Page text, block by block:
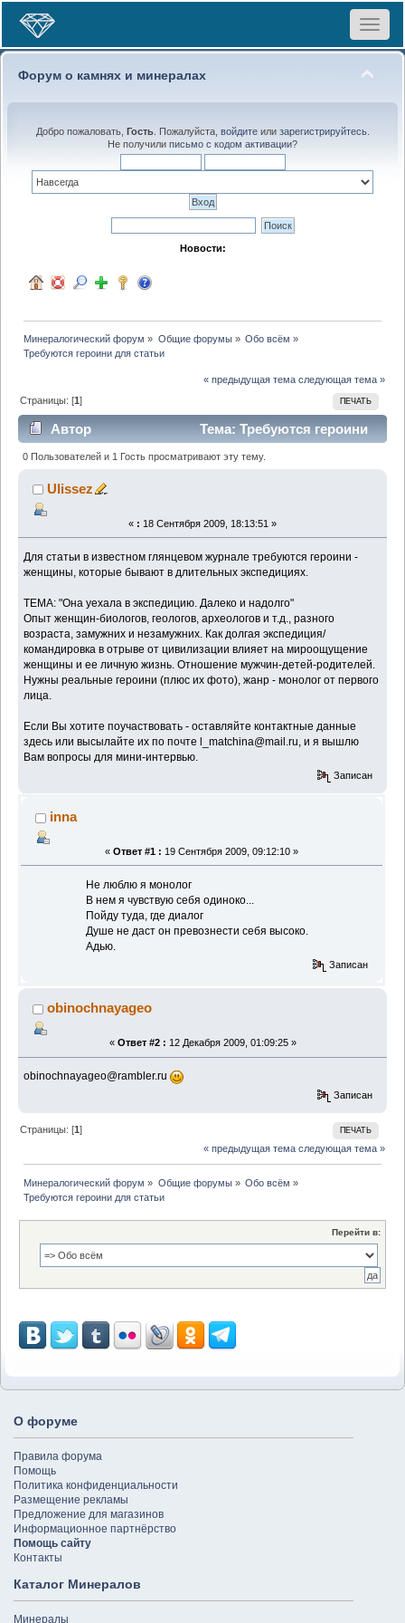
Toggle
Форум о камнях и минералах
Добро пожаловать, Гость. Пожалуйста, войдитеили зарегистрируйтесь.
Не получили письмо с кодом активации?
Новости:
Минералогический форум » Общие форумы» Обо всём »
Требуются героини для статьи
« предыдущая тема следующая тема »
ПЕЧАТЬ
Страницы: [1]
Автор
Тема: Требуются героини
для статьи (Прочитано 1977 раз)
0 Пользователей и 1 Гость просматривают эту тему.
Ulissez
« : 18 Сентября 2009, 18:13:51 »
Для статьи в известном глянцевом журнале требуются героини -
женщины, которые бывают в длительных экспедициях.
ТЕМА: "Она уехала в экспедицию. Далеко и надолго"
Опыт женщин-биологов, геологов, археологов и т.д., разного
возраста, замужних и незамужних. Как долгая экспедиция/
командировка в отрыве от цивилизации влияет на мироощущение
женщины и ее личную жизнь. Отношение мужчин-детей-родителей.
Нужны реальные героини (плюс их фото), жанр - монолог от первого
лица.
Если Вы хотите поучаствовать - оставляйте контактные данные
здесь или высылайте их по почте l_matchina@mail.ru, и я вышлю
Вам вопросы для мини-интервью.
Записан
inna
« Ответ #1 : 19 Сентября 2009, 09:12:10 »
Не люблю я монолог
В нем я чувствую себя одиноко...
Пойду туда, где диалог
Душе не даст он превознести себя высоко.
Адью.
Записан
obinochnayageo
« Ответ #2 : 12 Декабря 2009, 01:09:25 »
obinochnayageo@rambler.ru
Записан
ПЕЧАТЬ
Страницы: [1]
« предыдущая тема следующая тема »
Минералогический форум » Общие форумы» Обо всём »
Требуются героини для статьи
Перейти в:
О форуме
Правила форума
Помощь
Политика конфиденциальности
Размещение рекламы
Предложение для магазинов
Информационное партнёрство
Помощь сайту
Контакты
Каталог Минералов
Минералы